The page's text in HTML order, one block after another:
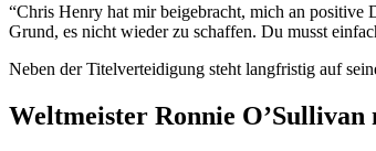
“Chris Henry hat mir beigebracht, mich an positive
Grund, es nicht wieder zu schaffen. Du musst
Neben der Titelverteidigung steht langfristig auf
Weltmeister Ronnie O’Sullivan